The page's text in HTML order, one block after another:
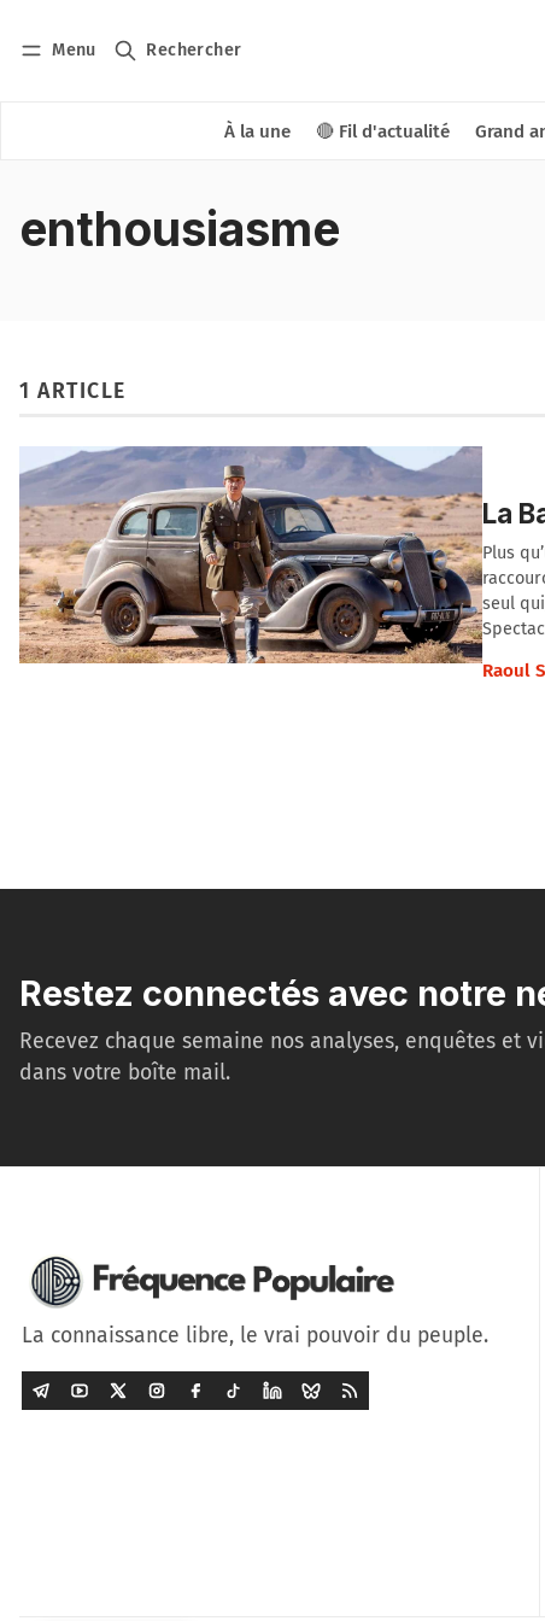
Menu Rechercher
À la une 🔴 Fil d'actualité Grand
enthousiasme
1 ARTICLE
La
Plus
seul
Raoul
Restez connectés avec notre
Recevez chaque semaine nos analyses, enquêtes et
dans votre boîte mail.
La connaissance libre, le vrai pouvoir du peuple.